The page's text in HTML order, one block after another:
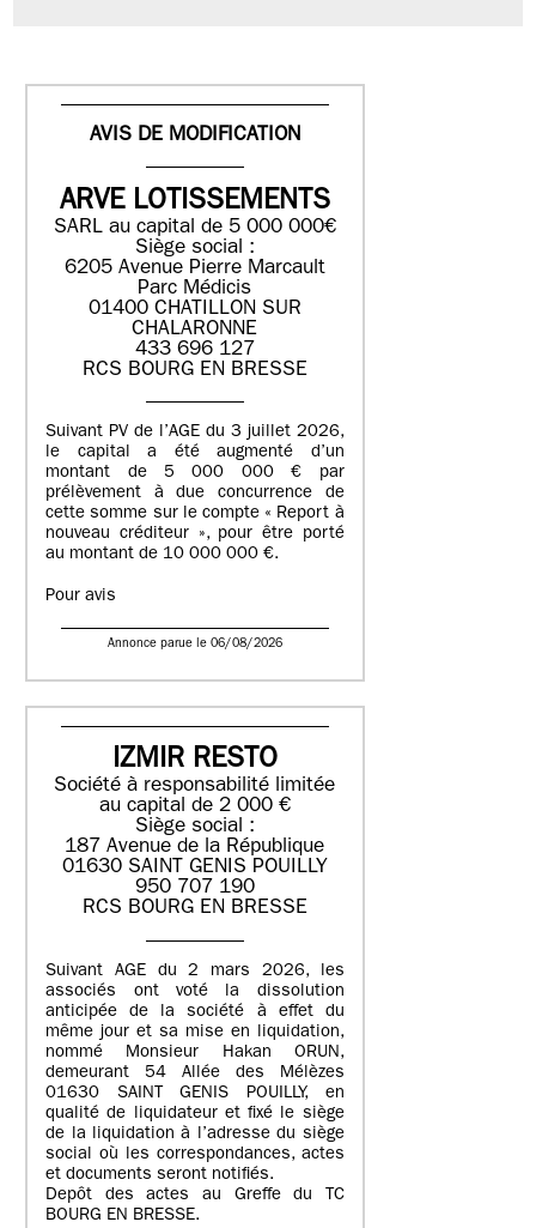
AVIS DE MODIFICATION
ARVE LOTISSEMENTS
SARL au capital de 5 000 000€
Siège social :
6205 Avenue Pierre Marcault
Parc Médicis
01400 CHATILLON SUR
CHALARONNE
433 696 127
RCS BOURG EN BRESSE
Suivant PV de l’AGE du 3 juillet 2026,
le capital a été augmenté d’un
montant de 5 000 000 € par
prélèvement à due concurrence de
cette somme sur le compte « Report à
nouveau créditeur », pour être porté
au montant de 10 000 000 €.
Pour avis
Annonce parue le 06/08/2026
IZMIR RESTO
Société à responsabilité limitée
au capital de 2 000 €
Siège social :
187 Avenue de la République
01630 SAINT GENIS POUILLY
950 707 190
RCS BOURG EN BRESSE
Suivant AGE du 2 mars 2026, les
associés ont voté la dissolution
anticipée de la société à effet du
même jour et sa mise en liquidation,
nommé Monsieur Hakan ORUN,
demeurant 54 Allée des Mélèzes
01630 SAINT GENIS POUILLY, en
qualité de liquidateur et fixé le siège
de la liquidation à l’adresse du siège
social où les correspondances, actes
et documents seront notifiés.
Depôt des actes au Greffe du TC
BOURG EN BRESSE.